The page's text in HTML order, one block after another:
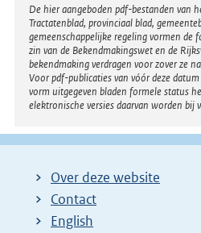
Disclaimer
De hier aangeboden pdf-bestanden van
Tractatenblad, provinciaal blad,
gemeenschappelijke regeling vormen de
zin van de Bekendmakingswet en de
bekendmaking verdragen voor zover ze
Voor pdf-publicaties van vóór deze
vorm uitgegeven bladen formele status
elektronische versies daarvan worden bij
Over deze website
Contact
English